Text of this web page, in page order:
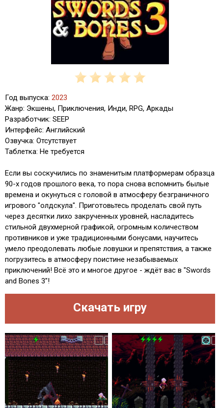
Год выпуска: 2023
Жанр: Экшены, Приключения, Инди, RPG, Аркады
Разработчик: SEEP
Интерфейс: Английский
Озвучка: Отсутствует
Таблетка: Не требуется
Если вы соскучились по знаменитым платформерам образца
90-х годов прошлого века, то пора снова вспомнить былые
времена и окунуться с головой в атмосферу безграничного
игрового "олдскула". Приготовьтесь проделать свой путь
через десятки лихо закрученных уровней, насладитесь
стильной двухмерной графикой, огромным количеством
противников и уже традиционными бонусами, научитесь
умело преодолевать любые ловушки и препятствия, а также
погрузитесь в атмосферу поистине незабываемых
приключений! Всё это и многое другое - ждёт вас в "Swords
and Bones 3"!
Скачать игру